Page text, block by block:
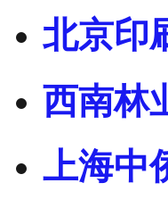
北京印
西南林
上海中